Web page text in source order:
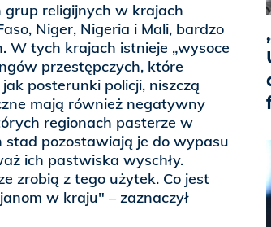
grup religijnych w krajach
Niger, Nigeria i Mali, bardzo
W tych krajach istnieje „wysoce
przestępczych, które
posterunki policji, niszczą
mają również negatywny
regionach pasterze w
pozostawiają je do wypasu
ich pastwiska wyschły.
zrobią z tego użytek. Co jest
w kraju" – zaznaczył